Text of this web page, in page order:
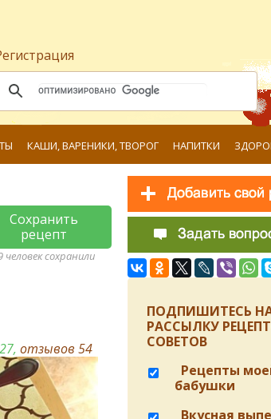
КАШИ, ВАРЕНИКИ, ТВОРОГ НАПИТКИ
Сохранить
рецепт
человек сохранили
отзывов54
ПОДПИШИТЕСЬ
РАССЫЛКУ
СОВЕТОВ
Рецепты
бабушки
Вкусная